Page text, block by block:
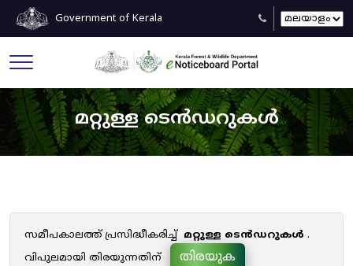
Government of Kerala
മറ്റുള്ള ടെൻഡറുകൾ
സമീപകാലത്ത് പ്രസിദ്ധീകരിച്ച് മറ്റുള്ള ടെൻഡറുകൾ .
വിപുലമായി തിരയുന്നതിന്
തിരയുക